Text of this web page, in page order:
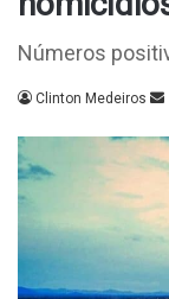
Números
Clinton Medeiros